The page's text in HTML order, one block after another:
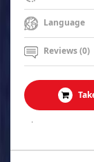
Language
Reviews (0)
.